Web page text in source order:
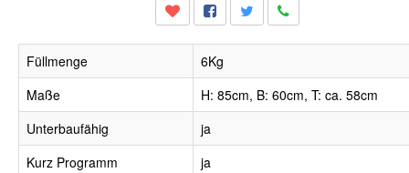
Füllmenge
6Kg
Maße
H: 85cm, B: 60cm, T: ca. 58cm
Unterbaufähig
ja
Kurz Programm
ja